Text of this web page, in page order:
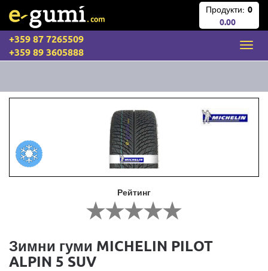
Продукти: 0
0.00
+359 87 7265509
+359 89 3605888
Рейтинг
Зимни гуми MICHELIN PILOT
ALPIN 5 SUV